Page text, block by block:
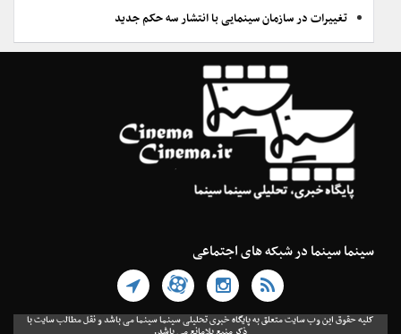
تغییرات در سازمان سینمایی با انتشار سه حکم جدید
سینما سینما در شبکه های اجتماعی
کلیه حقوق این وب سایت متعلق به پایگاه خبری تحلیلی سینما سینما می باشد و نقل مطالب سایت با